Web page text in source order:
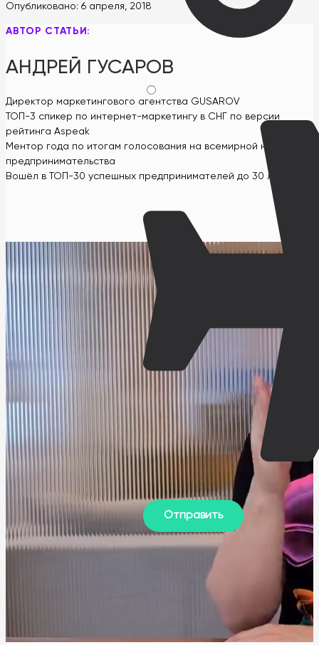
Опубликовано: 6 апреля, 2018
АВТОР СТАТЬИ:
АНДРЕЙ ГУСАРОВ
Директор маркетингового агентства GUSAROV
ТОП-3 спикер по интернет-маркетингу в СНГ по версии
рейтинга Aspeak
Ментор года по итогам голосования на всемирной неделе
предпринимательства
Вошёл в ТОП-30 успешных предпринимателей до 30 лет